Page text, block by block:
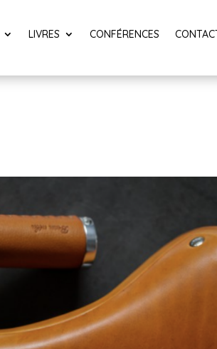
LIVRES CONFÉRENCES